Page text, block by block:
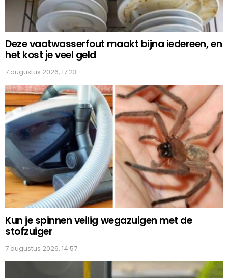
Deze vaatwasserfout maakt bijna iedereen, en
het kost je veel geld
7 augustus 2026, 17:23
Kun je spinnen veilig wegazuigen met de
stofzuiger
7 augustus 2026, 14:57